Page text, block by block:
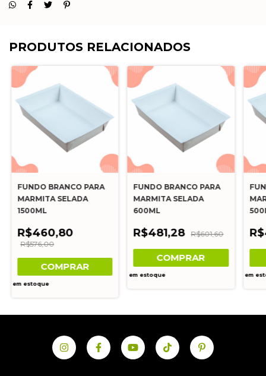
PRODUTOS RELACIONADOS
FUNDO BRANCO PARA
MARMITA SELADA
1500ML
R$460,80
R$576,00
COMPRAR
em estoque
FUNDO BRANCO PARA
MARMITA SELADA
600ML
R$481,28 R$601,60
COMPRAR
em estoque em